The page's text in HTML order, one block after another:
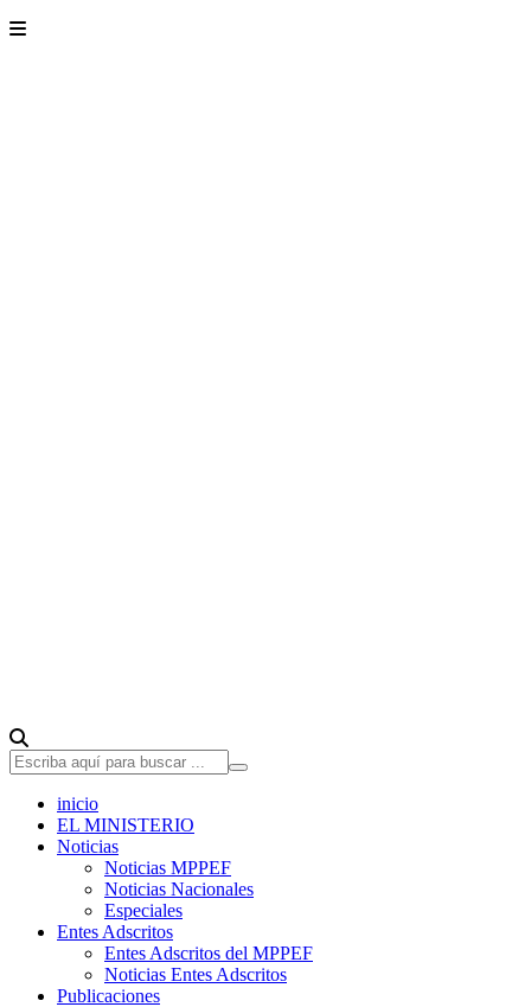
inicio
EL MINISTERIO
Noticias
Noticias MPPEF
Noticias Nacionales
Especiales
Entes Adscritos
Entes Adscritos del MPPEF
Noticias Entes Adscritos
Publicaciones